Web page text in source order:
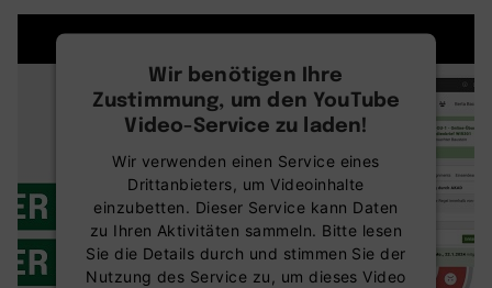
Wir benötigen Ihre
Zustimmung, um den YouTube
Video-Service zu laden!
Wir verwenden einen Service eines
Drittanbieters, um Videoinhalte
einzubetten. Dieser Service kann Daten
zu Ihren Aktivitäten sammeln. Bitte lesen
Sie die Details durch und stimmen Sie der
Nutzung des Service zu, um dieses Video